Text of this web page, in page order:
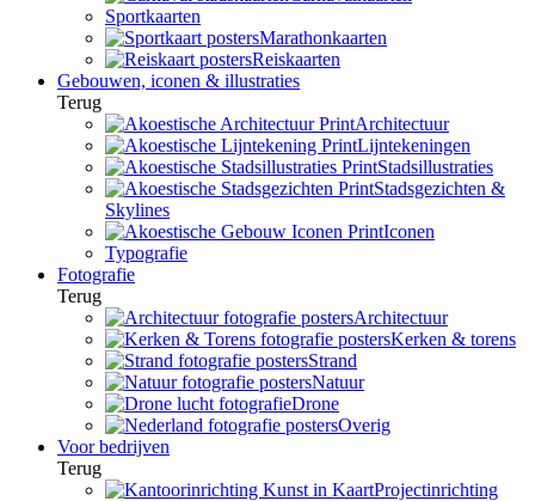
Sportkaarten
Marathonkaarten
Reiskaarten
Gebouwen, iconen & illustraties
Terug
Architectuur
Lijntekeningen
Stadsillustraties
Stadsgezichten &
Skylines
Iconen
Typografie
Fotografie
Terug
Architectuur
Kerken & torens
Strand
Natuur
Drone
Overig
Voor bedrijven
Terug
Projectinrichting